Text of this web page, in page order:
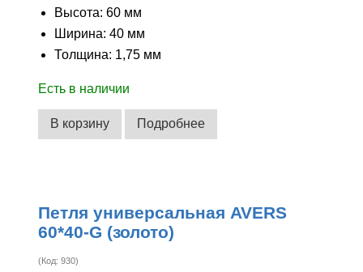
Высота: 60 мм
Ширина: 40 мм
Толщина: 1,75 мм
Есть в наличии
В корзину Подробнее
Петля универсальная AVERS
60*40-G (золото)
(Код:930)